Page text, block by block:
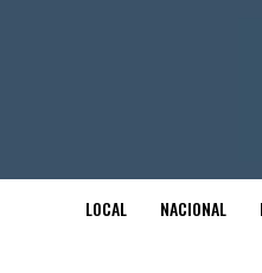
LOCAL NACIONAL